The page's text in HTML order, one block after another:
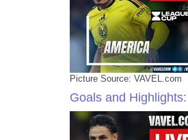
Picture Source: VAVEL.com
Goals and